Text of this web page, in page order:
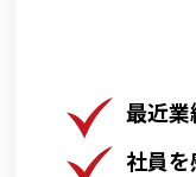
最近
社員を